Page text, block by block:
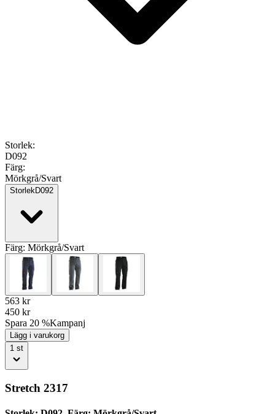
Storlek:
D092
Färg:
Mörkgrå/Svart
Storlek D092
Färg: Mörkgrå/Svart
563 kr
450 kr
Spara 20 %Kampanj
Lägg i varukorg
1 st
Stretch 2317